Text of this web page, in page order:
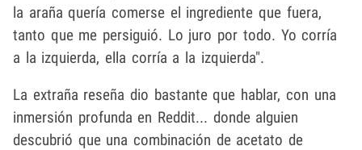
la araña quería comerse el ingrediente que fuera,
tanto que me persiguió. Lo juro por todo. Yo corría
a la izquierda, ella corría a la izquierda".
La extraña reseña dio bastante que hablar, con una
inmersión profunda en Reddit... donde alguien
descubrió que una combinación de acetato de